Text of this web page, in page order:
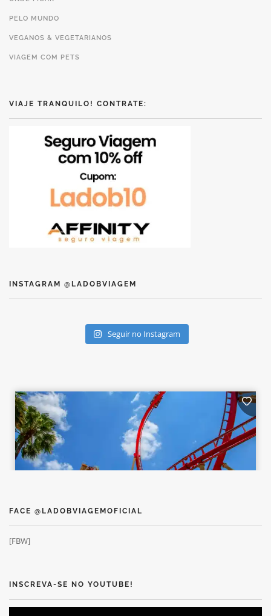
PELO MUNDO
VEGANOS & VEGETARIANOS
VIAGEM COM PETS
VIAJE TRANQUILO! CONTRATE:
INSTAGRAM @LADOBVIAGEM
Seguir no Instagram
FACE @LADOBVIAGEMOFICIAL
[FBW]
INSCREVA-SE NO YOUTUBE!